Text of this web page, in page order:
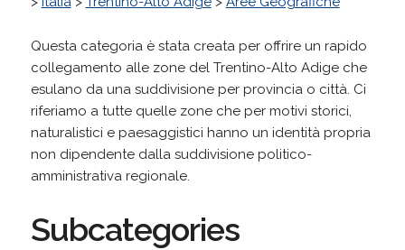
Questa categoria è stata creata per offrire un rapido
collegamento alle zone del Trentino-Alto Adige che
esulano da una suddivisione per provincia o città. Ci
riferiamo a tutte quelle zone che per motivi storici,
naturalistici e paesaggistici hanno un identità propria
non dipendente dalla suddivisione politico-
amministrativa regionale.
Subcategories